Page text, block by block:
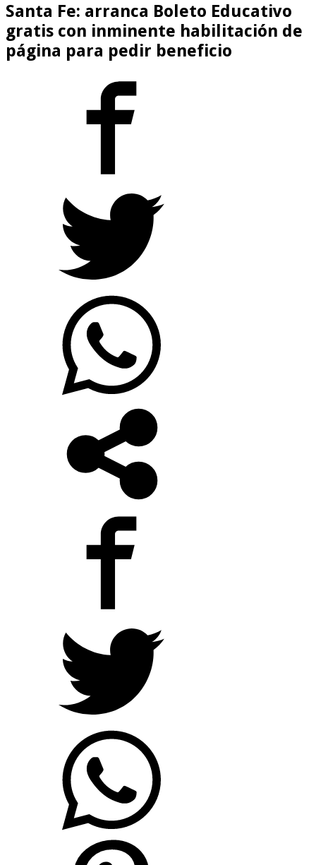
Santa Fe: arranca Boleto Educativo
gratis con inminente habilitación de
página para pedir beneficio